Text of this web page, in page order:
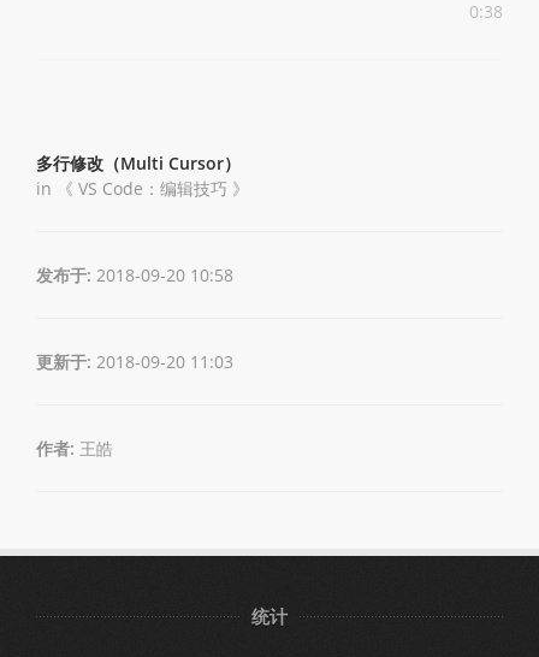
0:38
多行修改（Multi Cursor）
in 《 VS Code：编辑技巧 》
发布于: 2018-09-20 10:58
更新于: 2018-09-20 11:03
作者: 王皓
统计